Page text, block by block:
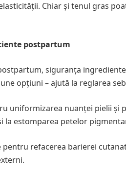
Chiar și tenul gras
postpartum
siguranța
opțiuni – ajută la reglarea
uniformizarea nuanței pielii
la estomparea petelor
refacerea barierei